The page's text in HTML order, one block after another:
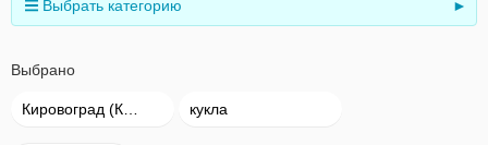
Выбрать категорию ►
Выбрано
кукла